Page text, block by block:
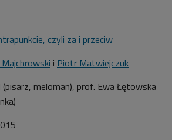
czyli za i przeciw
i Piotr Matwiejczuk
(pisarz, meloman), prof. Ewa Łętowska